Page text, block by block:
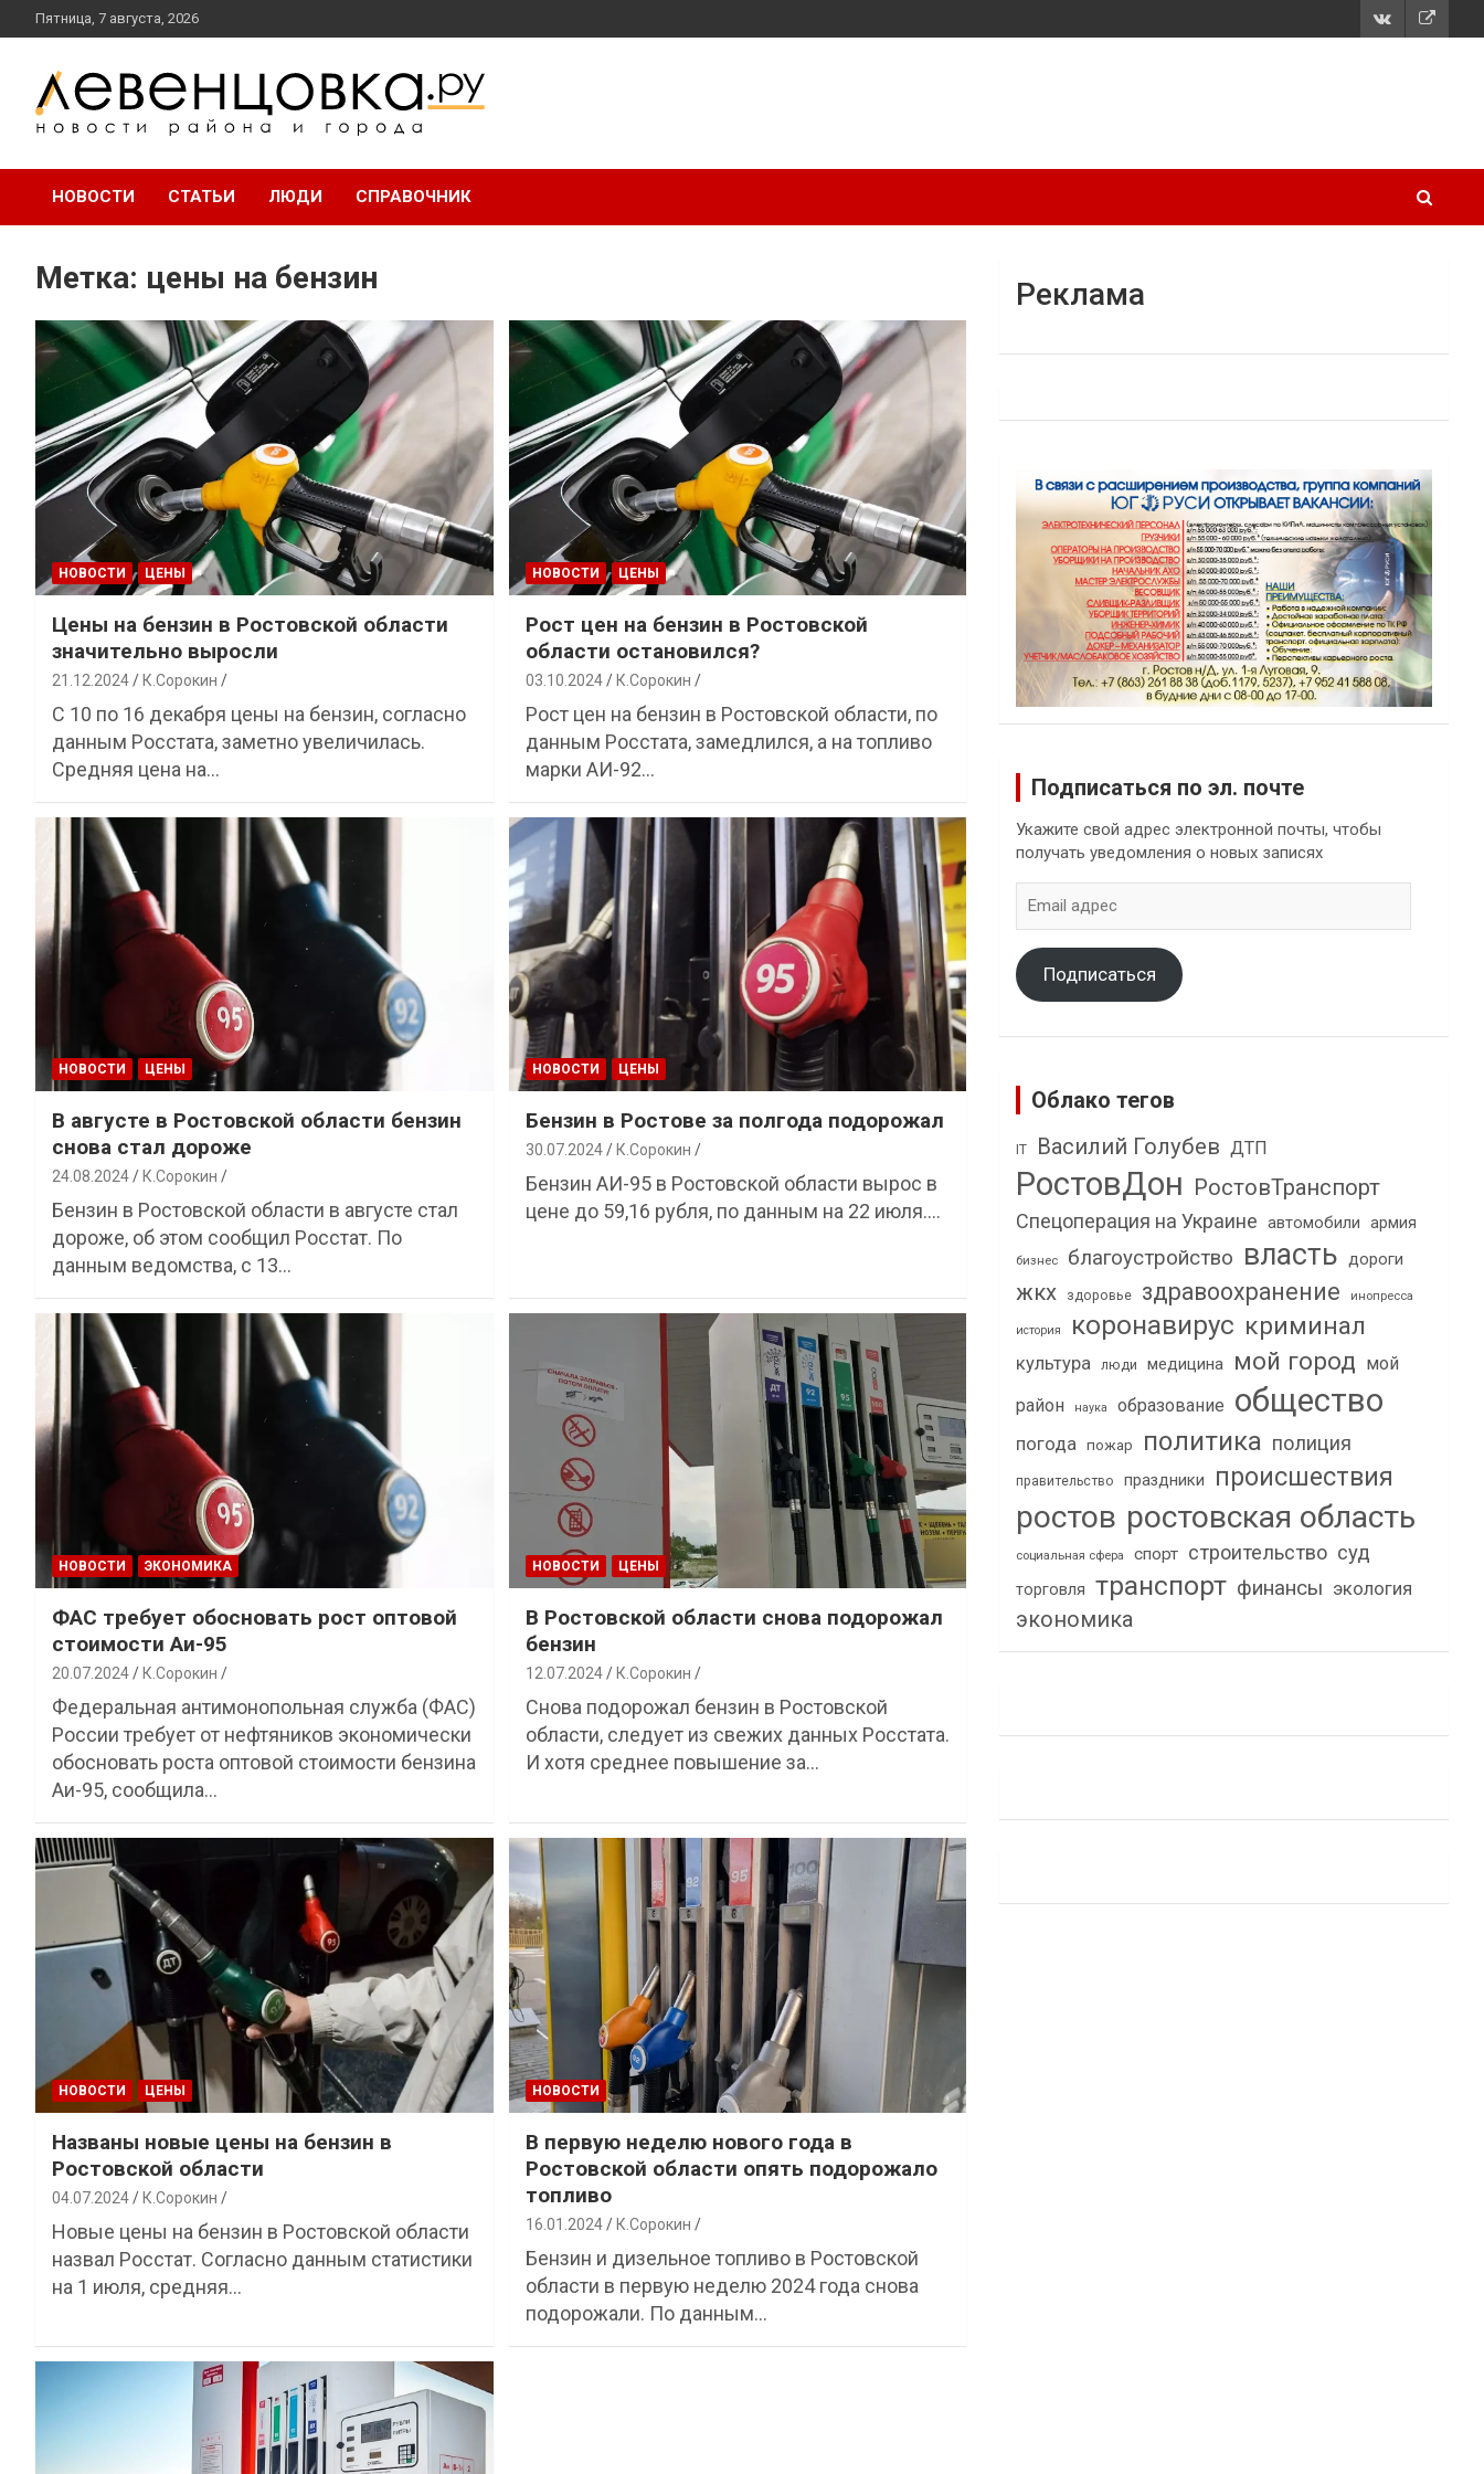
перейти
к
Пятница, 7 августа, 2026
Левенцовка Ру
НОВОСТИ СТАТЬИ ЛЮДИ СПРАВОЧНИК
Метка: цены на бензин
НОВОСТИ ЦЕНЫ
Цены на бензин в Ростовской области
значительно выросли
21.12.2024 К.Сорокин
С 10 по 16 декабря цены на бензин, согласно
данным Росстата, заметно увеличилась.
Средняя цена на…
НОВОСТИ ЦЕНЫ
Рост цен на бензин в Ростовской
области остановился?
03.10.2024 К.Сорокин
Рост цен на бензин в Ростовской области, по
данным Росстата, замедлился, а на топливо
марки АИ-92…
НОВОСТИ ЦЕНЫ
В августе в Ростовской области бензин
снова стал дороже
24.08.2024 К.Сорокин
Бензин в Ростовской области в августе стал
дороже, об этом сообщил Росстат. По
данным ведомства, с 13…
НОВОСТИ ЦЕНЫ
Бензин в Ростове за полгода подорожал
30.07.2024 К.Сорокин
Бензин АИ-95 в Ростовской области вырос в
цене до 59,16 рубля, по данным на 22 июля.…
НОВОСТИ ЭКОНОМИКА
ФАС требует обосновать рост оптовой
стоимости Аи-95
20.07.2024 К.Сорокин
Федеральная антимонопольная служба (ФАС)
России требует от нефтяников экономически
обосновать роста оптовой стоимости бензина
Аи-95, сообщила…
НОВОСТИ ЦЕНЫ
В Ростовской области снова подорожал
бензин
12.07.2024 К.Сорокин
Снова подорожал бензин в Ростовской
области, следует из свежих данных Росстата.
И хотя среднее повышение за…
НОВОСТИ ЦЕНЫ
Названы новые цены на бензин в
Ростовской области
04.07.2024 К.Сорокин
Новые цены на бензин в Ростовской области
назвал Росстат. Согласно данным статистики
на 1 июля, средняя…
НОВОСТИ
В первую неделю нового года в
Ростовской области опять подорожало
топливо
16.01.2024 К.Сорокин
Бензин и дизельное топливо в Ростовской
области в первую неделю 2024 года снова
подорожали. По данным…
Реклама
Подписаться по эл. почте
Укажите свой адрес электронной почты, чтобы
получать уведомления о новых записях
адрес
Подписаться
Облако тегов
IT Василий Голубев ДТП
РостовДон РостовТранспорт
Спецоперация на Украине автомобили армия
бизнес благоустройство власть дороги
жкх здоровье здравоохранение инопресса
история коронавирус криминал
культура люди медицина мой город мой
район
наука образование общество
погода пожар политика полиция
правительство праздники происшествия
ростов ростовская область
социальная сфера спорт строительство суд
торговля транспорт финансы экология
экономика